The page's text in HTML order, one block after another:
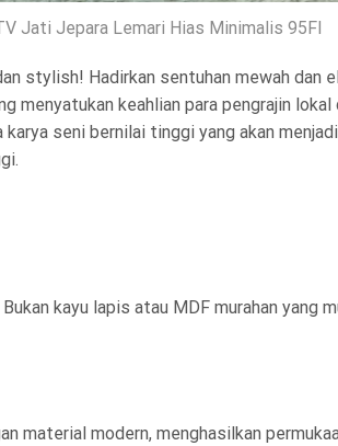
Jati Jepara Lemari Hias Minimalis 95FI
stylish! Hadirkan sentuhan mewah dan
keahlian para pengrajin
seni bernilai tinggi yang akan
kayu lapis atau MDF murahan yang
material modern, menghasilkan